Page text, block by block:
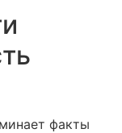
факты